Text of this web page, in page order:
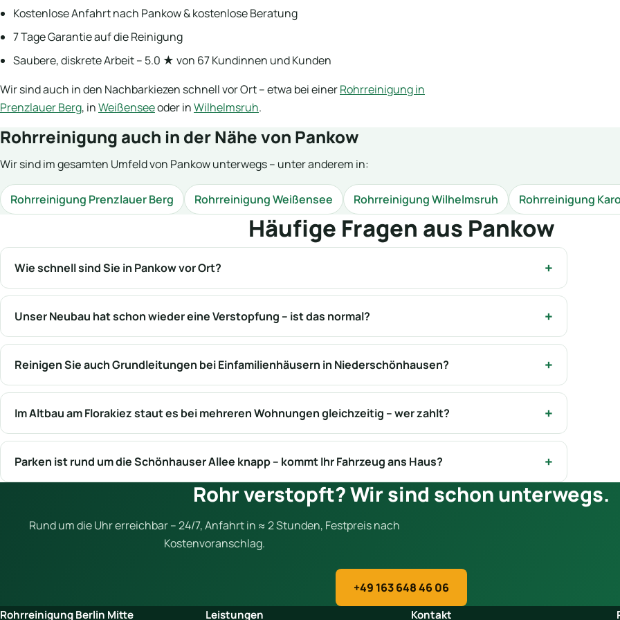
Kostenlose Anfahrt nach Pankow & kostenlose Beratung
7 Tage Garantie auf die Reinigung
Saubere, diskrete Arbeit – 5.0 ★ von 67 Kundinnen und Kunden
Wir sind auch in den Nachbarkiezen schnell vor Ort – etwa bei einerRohrreinigung in
Prenzlauer Berg, inWeißenseeoder inWilhelmsruh.
Rohrreinigung auch in der Nähe von Pankow
Wir sind im gesamten Umfeld von Pankow unterwegs – unter anderem in:
Rohrreinigung Prenzlauer Berg Rohrreinigung Weißensee Rohrreinigung Wilhelmsruh Rohrreinigung
Häufige Fragen aus Pankow
Wie schnell sind Sie in Pankow vor Ort?
Unser Neubau hat schon wieder eine Verstopfung – ist das normal?
Reinigen Sie auch Grundleitungen bei Einfamilienhäusern in Niederschönhausen?
Im Altbau am Florakiez staut es bei mehreren Wohnungen gleichzeitig – wer zahlt?
Parken ist rund um die Schönhauser Allee knapp – kommt Ihr Fahrzeug ans Haus?
Rohr verstopft? Wir sind schon unterwegs.
Rund um die Uhr erreichbar – 24/7, Anfahrt in ≈ 2 Stunden, Festpreis nach
Kostenvoranschlag.
+49 163 648 46 06
Rohrreinigung Berlin Mitte Leistungen Kontakt